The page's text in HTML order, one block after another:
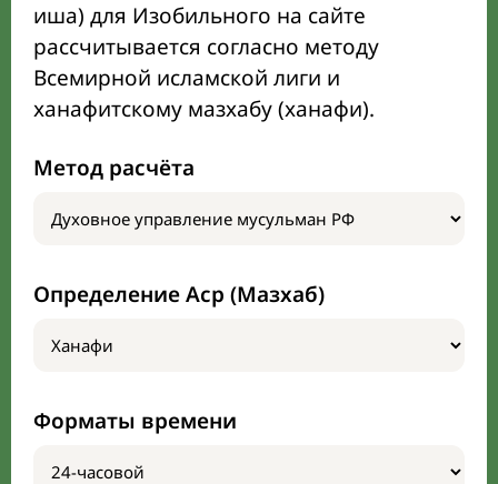
иша) для Изобильного на сайте
рассчитывается согласно методу
Всемирной исламской лиги и
ханафитскому мазхабу (ханафи).
Метод расчёта
Определение Аср (Мазхаб)
Форматы времени